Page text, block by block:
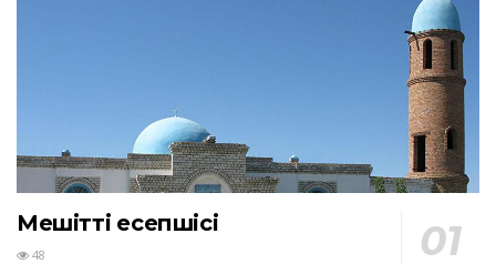
Мешіттің есепшісі
48